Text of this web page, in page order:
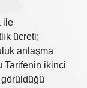
ile
ücreti;
anlaşma
Tarifenin ikinci
görüldüğü